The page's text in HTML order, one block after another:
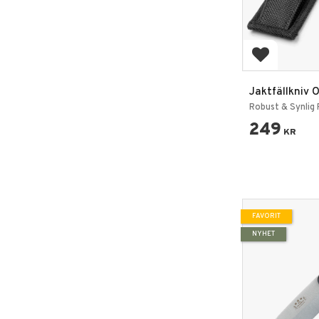
Lägg till i
Jaktfällkniv
Robust & Synlig
249 KR
FAVORIT
NYHET